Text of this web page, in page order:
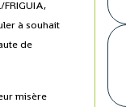
à souhait
de
misère